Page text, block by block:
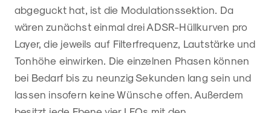
abgeguckt hat, ist die Modulationssektion. Da
wären zunächst einmal drei ADSR-Hüllkurven pro
Layer, die jeweils auf Filterfrequenz, Lautstärke und
Tonhöhe einwirken. Die einzelnen Phasen können
bei Bedarf bis zu neunzig Sekunden lang sein und
lassen insofern keine Wünsche offen. Außerdem